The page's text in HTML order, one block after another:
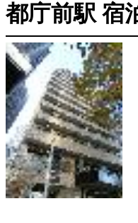
都庁前駅 宿